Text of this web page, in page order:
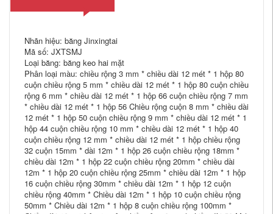
Nhãn hiệu: băng Jinxingtai
Mã số: JXTSMJ
Loại băng: băng keo hai mặt
Phân loại màu: chiều rộng 3 mm * chiều dài 12 mét * 1 hộp 80
cuộn chiều rộng 5 mm * chiều dài 12 mét * 1 hộp 80 cuộn chiều
rộng 6 mm * chiều dài 12 mét * 1 hộp 66 cuộn chiều rộng 7 mm
* chiều dài 12 mét * 1 hộp 56 Chiều rộng cuộn 8 mm * chiều dài
12 mét * 1 hộp 50 cuộn chiều rộng 9 mm * chiều dài 12 mét * 1
hộp 44 cuộn chiều rộng 10 mm * chiều dài 12 mét * 1 hộp 40
cuộn chiều rộng 12 mm * chiều dài 12 mét * 1 hộp chiều rộng
32 cuộn 15mm * dài 12m * 1 hộp 26 cuộn chiều rộng 18mm *
chiều dài 12m * 1 hộp 22 cuộn chiều rộng 20mm * chiều dài
12m * 1 hộp 20 cuộn chiều rộng 25mm * chiều dài 12m * 1 hộp
16 cuộn chiều rộng 30mm * chiều dài 12m * 1 hộp 12 cuộn
chiều rộng 40mm * Chiều dài 12m * 1 hộp 10 cuộn chiều rộng
50mm * Chiều dài 12m * 1 hộp 8 cuộn chiều rộng 100mm *